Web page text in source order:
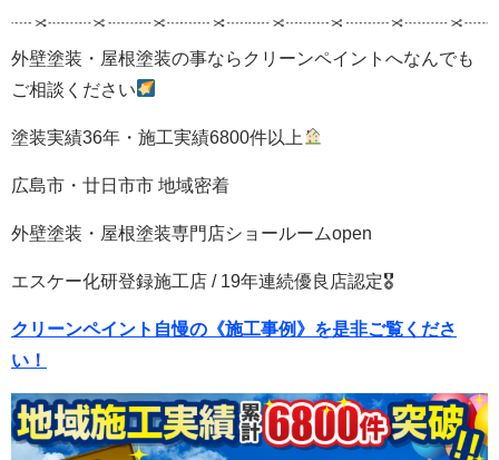
外壁塗装・屋根塗装の事ならクリーンペイントへなんでも
ご相談ください
塗装実績36年・施工実績6800件以上
広島市・廿日市市 地域密着
外壁塗装・屋根塗装専門店ショールームopen
エスケー化研登録施工店 / 19年連続優良店認定🎖
クリーンペイント自慢の《施工事例》を是非ご覧くださ
い！